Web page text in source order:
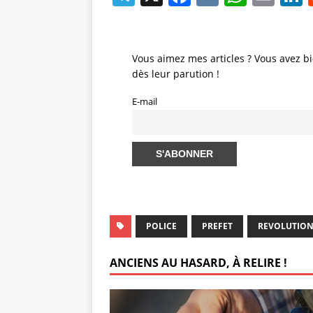
gr
a
m
e
b
k
s l
Vous aimez mes articles ? Vous avez
dès leur parution !
E-mail
POLICE PREFET REVOLUTION
ANCIENS AU HASARD, À RELIRE !